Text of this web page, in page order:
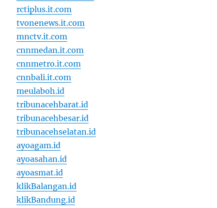
rctiplus.it.com
tvonenews.it.com
mnctv.it.com
cnnmedan.it.com
cnnmetro.it.com
cnnbali.it.com
meulaboh.id
tribunacehbarat.id
tribunacehbesar.id
tribunacehselatan.id
ayoagam.id
ayoasahan.id
ayoasmat.id
klikBalangan.id
klikBandung.id